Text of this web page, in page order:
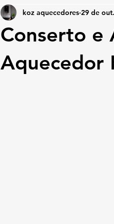
Conserto e
Aquecedor
koz aquecedores 29 de